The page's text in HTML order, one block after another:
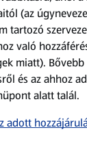
1 darabonként)
Ft
(az
tartozó
való
miatt). Bővebb
és az ahhoz
alatt talál.
adott